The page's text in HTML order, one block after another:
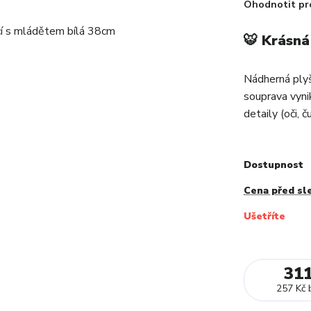
Ohodnotit
🐯
Nádherná
souprava
detaily (oči,
Dostupnost
Cena před
Ušetříte
257 Kč